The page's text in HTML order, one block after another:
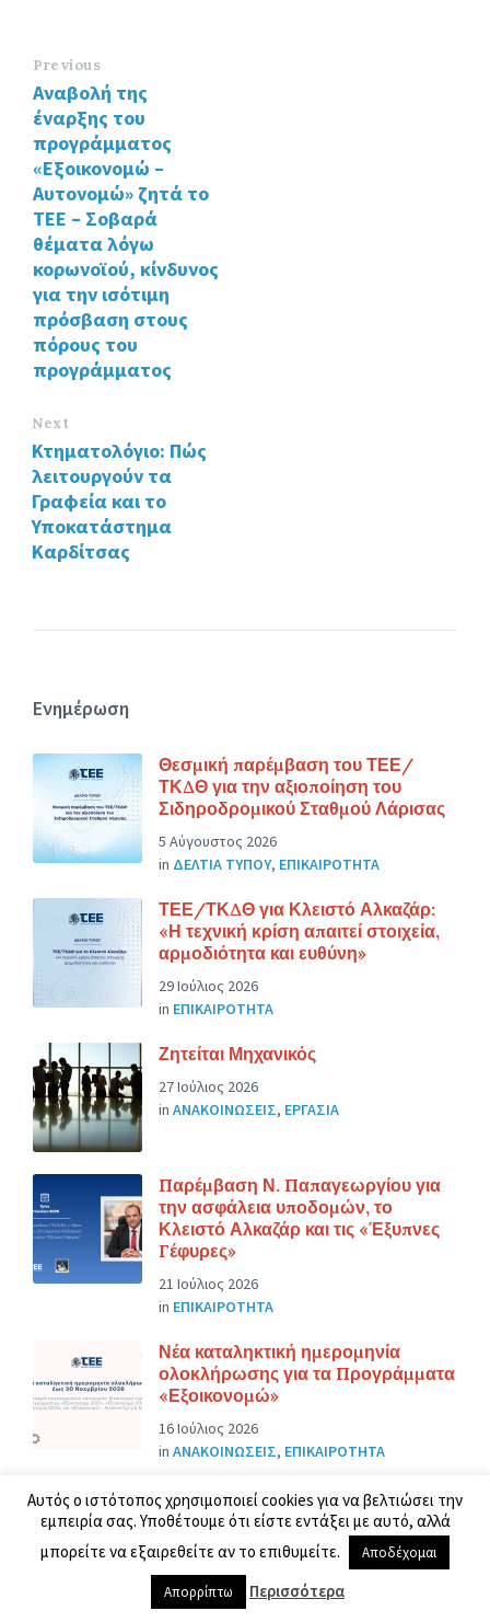
o
o
k
Previous
Αναβολή της
έναρξης του
προγράμματος
«Εξοικονομώ –
Αυτονομώ» ζητά το
ΤΕΕ – Σοβαρά
θέματα λόγω
κορωνοϊού, κίνδυνος
για την ισότιμη
πρόσβαση στους
πόρους του
προγράμματος
Next
Κτηματολόγιο: Πώς
λειτουργούν τα
Γραφεία και το
Υποκατάστημα
Καρδίτσας
Ενημέρωση
Θεσμική παρέμβαση του ΤΕΕ/
ΤΚΔΘ για την αξιοποίηση του
Σιδηροδρομικού Σταθμού Λάρισας
5 Αύγουστος 2026
in ΔΕΛΤΙΑ ΤΥΠΟΥ, ΕΠΙΚΑΙΡΟΤΗΤΑ
ΤΕΕ/ΤΚΔΘ για Κλειστό Αλκαζάρ:
«Η τεχνική κρίση απαιτεί στοιχεία,
αρμοδιότητα και ευθύνη»
29 Ιούλιος 2026
in ΕΠΙΚΑΙΡΟΤΗΤΑ
Ζητείται Μηχανικός
27 Ιούλιος 2026
in ΑΝΑΚΟΙΝΩΣΕΙΣ, ΕΡΓΑΣΙΑ
Παρέμβαση Ν. Παπαγεωργίου για
την ασφάλεια υποδομών, το
Κλειστό Αλκαζάρ και τις «Έξυπνες
Γέφυρες»
21 Ιούλιος 2026
in ΕΠΙΚΑΙΡΟΤΗΤΑ
Νέα καταληκτική ημερομηνία
ολοκλήρωσης για τα Προγράμματα
«Εξοικονομώ»
16 Ιούλιος 2026
in ΑΝΑΚΟΙΝΩΣΕΙΣ, ΕΠΙΚΑΙΡΟΤΗΤΑ
ΠΕΡΙΣΣΟΤΕΡΑ
Αυτός ο ιστότοπος χρησιμοποιεί cookies για να βελτιώσει την
εμπειρία σας. Υποθέτουμε ότι είστε εντάξει με αυτό, αλλά
μπορείτε να εξαιρεθείτε αν το επιθυμείτε.
Αποδέχομαι
Απορρίπτω Περισσότερα